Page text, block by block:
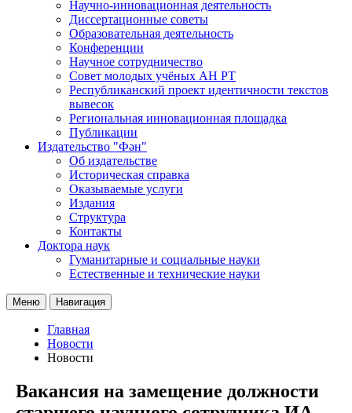
Научно-инновационная деятельность
Диссертационные советы
Образовательная деятельность
Конференции
Научное сотрудничество
Совет молодых учёных АН РТ
Республиканский проект идентичности текстов
вывесок
Региональная инновационная площадка
Публикации
Издательство "Фән"
Об издательстве
Историческая справка
Оказываемые услуги
Издания
Структура
Контакты
Доктора наук
Гуманитарные и социальные науки
Естественные и технические науки
Меню Навигация
Главная
Новости
Новости
Вакансия на замещение должности